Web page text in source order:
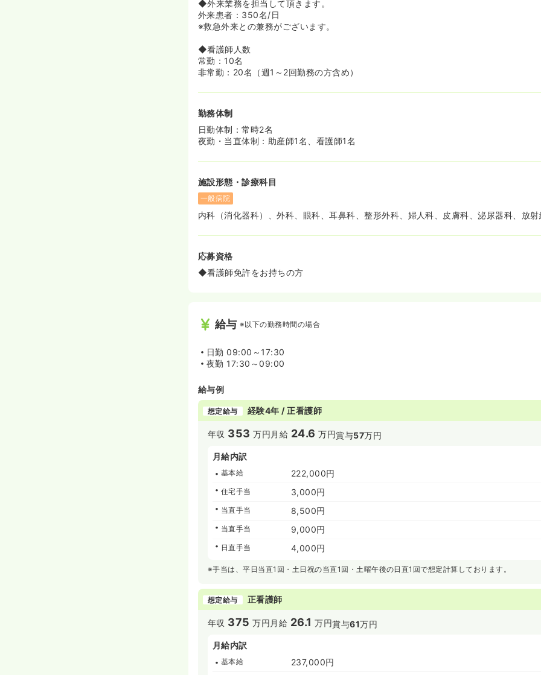
◆外来業務を担当して頂きます。
外来患者：350名/日
※救急外来との兼務がございます。
◆看護師人数
常勤：10名
非常勤：20名（週1～2回勤務の方含め）
勤務体制
日勤体制：常時2名
夜勤・当直体制：助産師1名、看護師1名
施設形態・診療科目
一般病院
内科（消化器科）、外科、眼科、耳鼻科、整形外科、婦人科、皮膚科、泌尿器科、放射
応募資格
◆看護師免許をお持ちの方
給与 ※以下の勤務時間の場合
日勤 09:00～17:30
夜勤 17:30～09:00
給与例
想定給与 経験4年 / 正看護師
年収 353 万円 月給 24.6 万円賞与57万円
月給内訳
基本給 222,000円
住宅手当 3,000円
当直手当 8,500円
当直手当 9,000円
日直手当 4,000円
※手当は、平日当直1回・土日祝の当直1回・土曜午後の日直1回で想定計算しております。
想定給与 正看護師
年収 375 万円 月給 26.1 万円賞与61万円
月給内訳
基本給 237,000円